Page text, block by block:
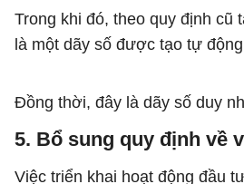
Trong khi đó, theo quy định
là một dãy số được tạo tự
Đồng thời, đây là dãy số duy
5. Bổ sung quy định về
Việc triển khai hoạt động đầu